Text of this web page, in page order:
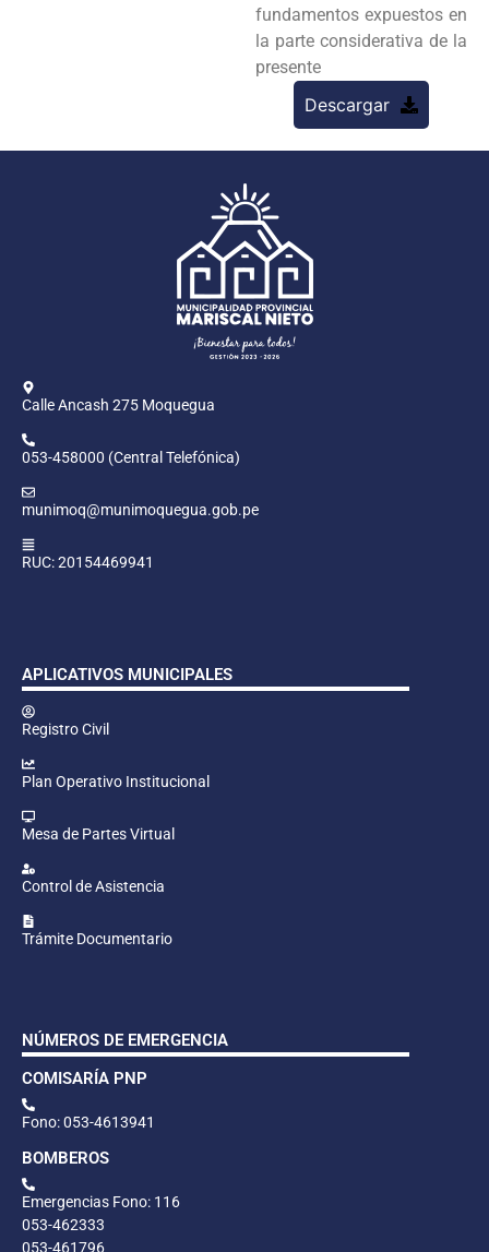
fundamentos expuestos en
la parte considerativa de la
presente
Descargar
Calle Ancash 275 Moquegua
053-458000 (Central Telefónica)
munimoq@munimoquegua.gob.pe
RUC: 20154469941
APLICATIVOS MUNICIPALES
Registro Civil
Plan Operativo Institucional
Mesa de Partes Virtual
Control de Asistencia
Trámite Documentario
NÚMEROS DE EMERGENCIA
COMISARÍA PNP
Fono: 053-4613941
BOMBEROS
Emergencias Fono: 116
053-462333
053-461796